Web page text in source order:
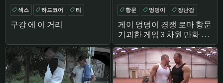
구강 에 이 거리
섹스 하드코어
티
큰 수탉
게이 엉덩이 경쟁 로마 항문
기괴한 게임 3 차원 만화 만
화 이야기 애니메이션 헨타
이
항문 엉덩이
장난감
공개